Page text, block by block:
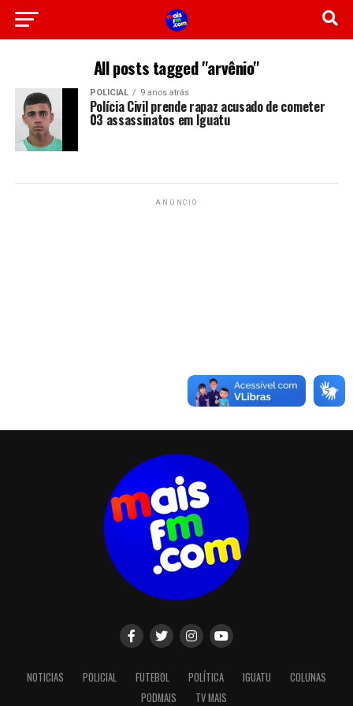
All posts tagged "arvênio"
POLICIAL 9 anos atrás
Polícia Civil prende rapaz acusado de cometer
03 assassinatos em Iguatu
ANÚNCIO
NOTICIAS POLICIAL FUTEBOL POLÍTICA IGUATU
COLUNAS
PODMAIS
TV MAIS